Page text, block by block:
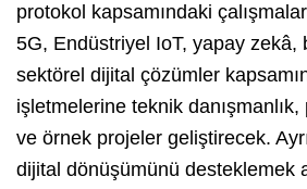
protokol kapsamındaki
5G, Endüstriyel IoT, yapay zekâ,
sektörel dijital çözümler
işletmelerine teknik
ve örnek projeler geliştirecek.
dijital dönüşümünü desteklemek